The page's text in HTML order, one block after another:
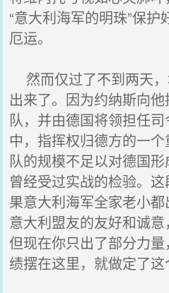
“意大利海军的明珠”保
厄运。
然而仅过了不到两天
出来了。因为约纳斯向
队，并由德国将领担任
中，指挥权归德方的一
队的规模不足以对德国
曾经受过实战的检验。
果意大利海军全家老小
意大利盟友的友好和诚意
但现在你只出了部分力
绩摆在这里，就做定了这